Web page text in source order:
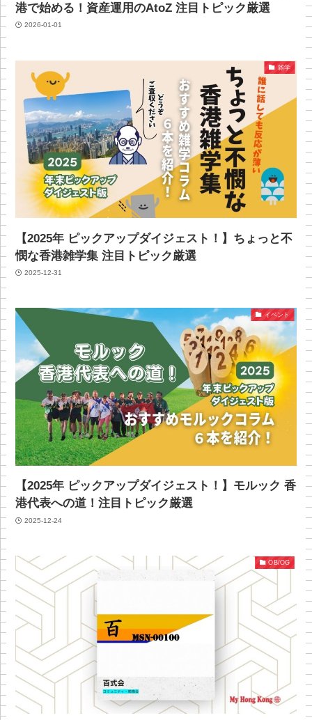
港で始める！資産運用のAtoZ 注目トピック厳選
2026-01-01
雑学
【2025年 ピックアップダイジェスト！】ちょっと不
憫な香港雑学集 注目トピック厳選
2025-12-31
イベント
【2025年 ピックアップダイジェスト！】モルック 香
港代表への道！注目トピック厳選
2025-12-24
OB/OG